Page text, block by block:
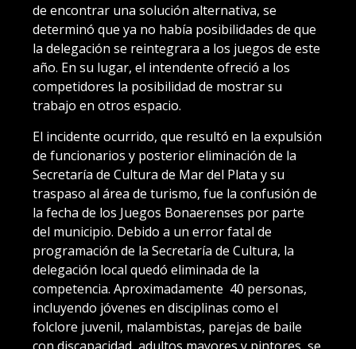
de encontrar una solución alternativa, se
determinó que ya no había posibilidades de que
la delegación se reintegrara a los juegos de este
año. En su lugar, el intendente ofreció a los
competidores la posibilidad de mostrar su
trabajo en otros espacio.
El incidente ocurrido, que resultó en la expulsión
de funcionarios y posterior eliminación de la
Secretaría de Cultura de Mar del Plata y su
traspaso al área de turismo, fue la confusión de
la fecha de los Juegos Bonaerenses por parte
del municipio. Debido a un error fatal de
programación de la Secretaría de Cultura, la
delegación local quedó eliminada de la
competencia. Aproximadamente 40 personas,
incluyendo jóvenes en disciplinas como el
folclore juvenil, malambistas, parejas de baile